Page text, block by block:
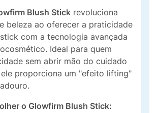
Blush Stick revoluciona
beleza ao oferecer a praticidade
com a tecnologia avançada
Ideal para quem
sem abrir mão do cuidado
proporciona um "efeito lifting"
o Glowfirm Blush Stick: